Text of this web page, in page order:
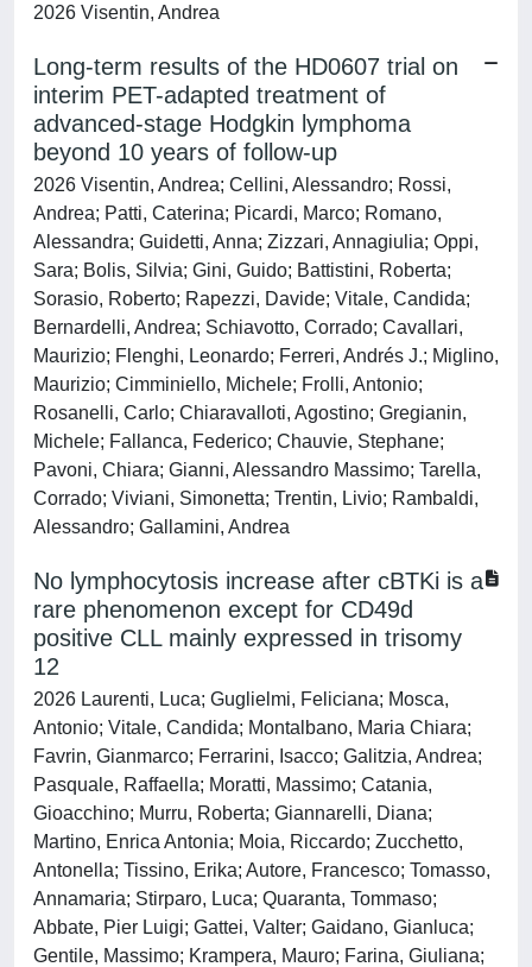
2026 Visentin, Andrea
Long-term results of the HD0607 trial on
interim PET-adapted treatment of
advanced-stage Hodgkin lymphoma
beyond 10 years of follow-up
2026 Visentin, Andrea; Cellini, Alessandro; Rossi,
Andrea; Patti, Caterina; Picardi, Marco; Romano,
Alessandra; Guidetti, Anna; Zizzari, Annagiulia; Oppi,
Sara; Bolis, Silvia; Gini, Guido; Battistini, Roberta;
Sorasio, Roberto; Rapezzi, Davide; Vitale, Candida;
Bernardelli, Andrea; Schiavotto, Corrado; Cavallari,
Maurizio; Flenghi, Leonardo; Ferreri, Andrés J.; Miglino,
Maurizio; Cimminiello, Michele; Frolli, Antonio;
Rosanelli, Carlo; Chiaravalloti, Agostino; Gregianin,
Michele; Fallanca, Federico; Chauvie, Stephane;
Pavoni, Chiara; Gianni, Alessandro Massimo; Tarella,
Corrado; Viviani, Simonetta; Trentin, Livio; Rambaldi,
Alessandro; Gallamini, Andrea
No lymphocytosis increase after cBTKi is a
rare phenomenon except for CD49d
positive CLL mainly expressed in trisomy
12
2026 Laurenti, Luca; Guglielmi, Feliciana; Mosca,
Antonio; Vitale, Candida; Montalbano, Maria Chiara;
Favrin, Gianmarco; Ferrarini, Isacco; Galitzia, Andrea;
Pasquale, Raffaella; Moratti, Massimo; Catania,
Gioacchino; Murru, Roberta; Giannarelli, Diana;
Martino, Enrica Antonia; Moia, Riccardo; Zucchetto,
Antonella; Tissino, Erika; Autore, Francesco; Tomasso,
Annamaria; Stirparo, Luca; Quaranta, Tommaso;
Abbate, Pier Luigi; Gattei, Valter; Gaidano, Gianluca;
Gentile, Massimo; Krampera, Mauro; Farina, Giuliana;